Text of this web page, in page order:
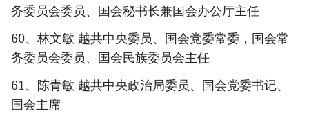
务委员会委员、国会秘书长兼国会办公厅主任
60、林文敏 越共中央委员、国会党委常委，国会常
务委员会委员、国会民族委员会主任
61、陈青敏 越共中央政治局委员、国会党委书记、
国会主席